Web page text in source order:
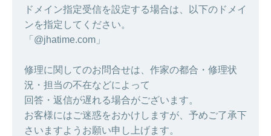
ドメイン指定受信を設定する場合は、以下のドメイ
ンを指定してください。
「@jhatime.com」
修理に関してのお問合せは、作家の都合・修理状
況・担当の不在などによって
回答・返信が遅れる場合がございます。
お客様にはご迷惑をおかけしますが、予めご了承下
さいますようお願い申し上げます。